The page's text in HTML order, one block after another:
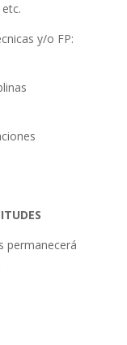
y/o FP:
permanecerá